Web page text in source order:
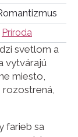
Príroda
svetlom a
vytvárajú
miesto,
farieb sa